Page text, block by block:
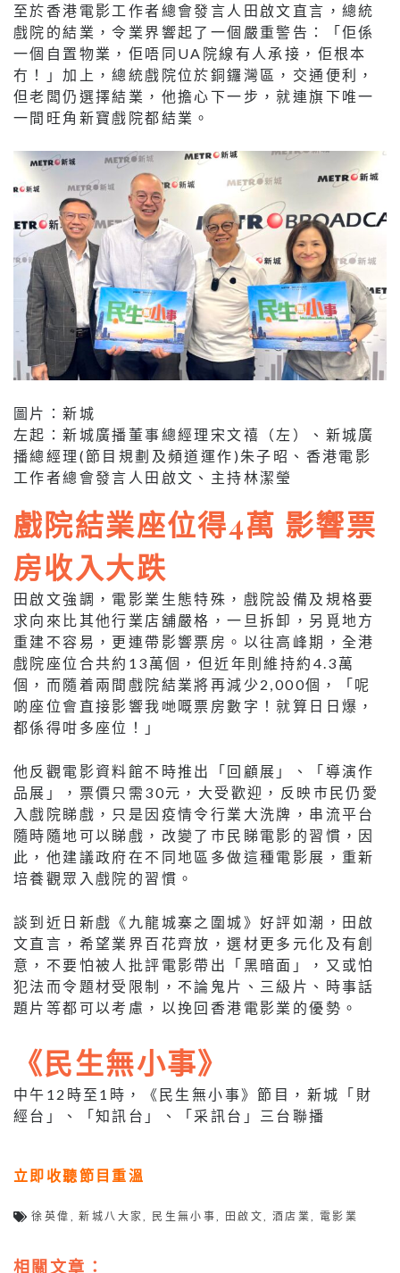
至於香港電影工作者總會發言人田啟文直言，總統
戲院的結業，令業界響起了一個嚴重警告：「佢係
一個自置物業，佢唔同UA院線有人承接，佢根本
冇！」加上，總統戲院位於銅鑼灣區，交通便利，
但老闆仍選擇結業，他擔心下一步，就連旗下唯一
一間旺角新寶戲院都結業。
圖片：新城
左起：新城廣播董事總經理宋文禧（左）、新城廣
播總經理(節目規劃及頻道運作)朱子昭、香港電影
工作者總會發言人田啟文、主持林潔瑩
戲院結業座位得4萬 影響票
房收入大跌
田啟文強調，電影業生態特殊，戲院設備及規格要
求向來比其他行業店舖嚴格，一旦拆卸，另覓地方
重建不容易，更連帶影響票房。以往高峰期，全港
戲院座位合共約13萬個，但近年則維持約4.3萬
個，而隨着兩間戲院結業將再減少2,000個，「呢
啲座位會直接影響我哋嘅票房數字！就算日日爆，
都係得咁多座位！」
他反觀電影資料館不時推出「回顧展」、「導演作
品展」，票價只需30元，大受歡迎，反映巿民仍愛
入戲院睇戲，只是因疫情令行業大洗牌，串流平台
隨時隨地可以睇戲，改變了巿民睇電影的習慣，因
此，他建議政府在不同地區多做這種電影展，重新
培養觀眾入戲院的習慣。
談到近日新戲《九龍城寨之圍城》好評如潮，田啟
文直言，希望業界百花齊放，選材更多元化及有創
意，不要怕被人批評電影帶出「黑暗面」，又或怕
犯法而令題材受限制，不論鬼片、三級片、時事話
題片等都可以考慮，以挽回香港電影業的優勢。
《民生無小事》
中午12時至1時，《民生無小事》節目，新城「財
經台」、「知訊台」、「采訊台」三台聯播
立即收聽節目重溫
徐英偉 ,新城八大家, 民生無小事, 田啟文,酒店業,電影業
相關文章：